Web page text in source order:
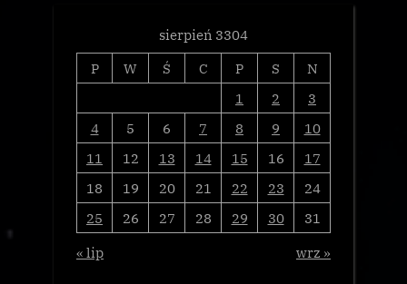
sierpień 3304
P
W Ś C P S
N
1
2
3
4
5 6 7 8 9
10
11
12 13 14 15 16
17
18
19 20 21 22 23
24
25
26 27 28 29 30
31
« lip
wrz »